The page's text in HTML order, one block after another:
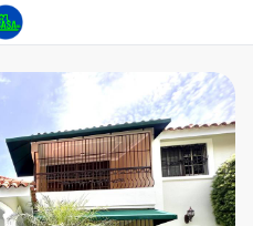
Cacicazgos | 6